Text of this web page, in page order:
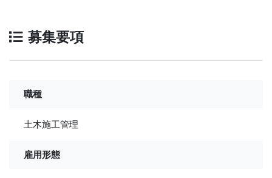
募集要項
職種
土木施工管理
雇用形態